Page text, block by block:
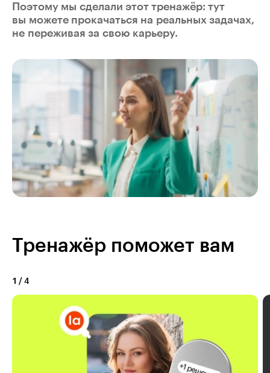
Поэтому мы сделали этот тренажёр: тут
вы можете прокачаться на реальных задачах,
не переживая за свою карьеру.
Тренажёр поможет вам
1 / 4